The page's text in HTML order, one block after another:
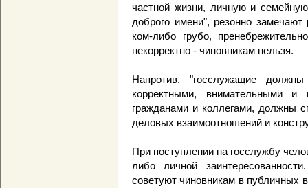
частной жизни, личную и
доброго имени", резонно
ком-либо грубо,
некорректно - чиновникам нельзя.
Напротив, "госслужащие
корректными, внимательными
гражданами и коллегами, должны
деловых взаимоотношений и
При поступлении на госслужбу
либо личной
советуют чиновникам в публичных